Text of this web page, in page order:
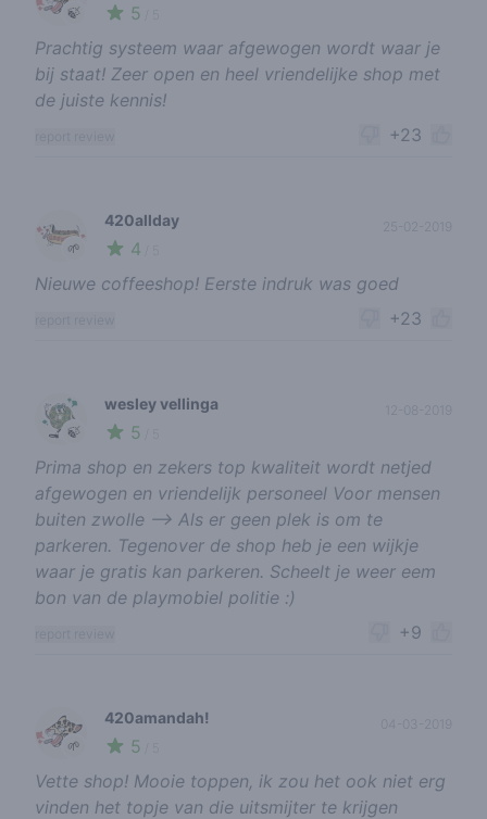
🍃 5
Prachtig systeem waar afgewogen wordt waar je
bij staat! Zeer open en heel vriendelijke shop met
de juiste kennis!
+23
🌱
420allday
4
Nieuwe coffeeshop! Eerste indruk was goed
+23
🍃
wesley vellinga
5
Prima shop en zekers top kwaliteit wordt netjed
afgewogen en vriendelijk personeel Voor mensen
buiten zwolle --> Als er geen plek is om te
parkeren. Tegenover de shop heb je een wijkje
waar je gratis kan parkeren. Scheelt je weer eem
bon van de playmobiel politie :)
+9
🌱
420amandah!
5
04-03-2019
Vette shop! Mooie toppen, ik zou het ook niet erg
vinden het topje van die uitsmijter te krijgen